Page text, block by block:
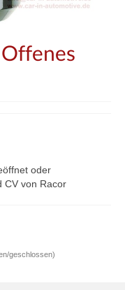
oder
CV von Racor
geschlossen)